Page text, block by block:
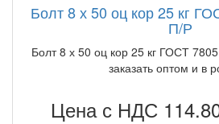
Болт 8 х 50 оц кор 25 кг
П/Р
Болт 8 х 50 оц кор 25 кг ГОСТ
заказать оптом и в
Цена с НДС